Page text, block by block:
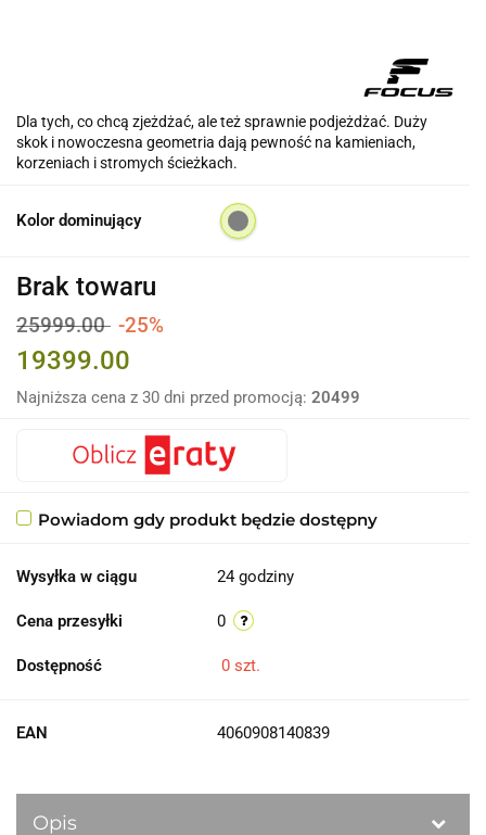
Dla tych, co chcą zjeżdżać, ale też sprawnie podjeżdżać. Duży
skok i nowoczesna geometria dają pewność na kamieniach,
korzeniach i stromych ścieżkach.
Kolor dominujący
Brak towaru
25999.00 -25%
19399.00
Najniższa cena z 30 dni przed promocją: 20499
Powiadom gdy produkt będzie dostępny
Wysyłka w ciągu 24 godziny
Cena przesyłki 0
Dostępność 0 szt.
EAN 4060908140839
Opis